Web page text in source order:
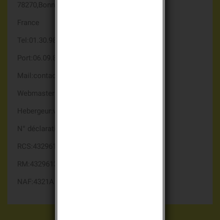
78270,Bonnières sur seine
France
Tel:01.30.98.91.01
Port:06.09.81.54.16
Mail:contact@antenne-alarme.com
Webmaster:Herry yannick
Hebergeur:www.1and1.fr
N° déclaration CNIL:1485000
RCS:432961308 00017
RM:432961308
NAF:4321A